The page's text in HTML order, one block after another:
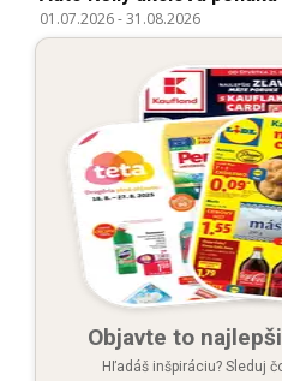
01.07.2026-31.08.2026
Objavte to
Hľadáš inšpiráciu? Sleduj